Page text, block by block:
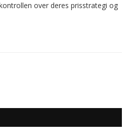
over deres prisstrategi og